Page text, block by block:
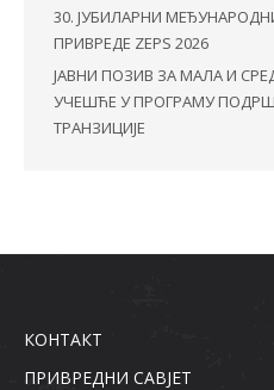
30. ЈУБИЛАРНИ
ПРИВРЕДЕ ZEPS 2026
ЈАВНИ ПОЗИВ ЗА МАЛА И
УЧЕШЋЕ У ПРОГРАМУ
ТРАНЗИЦИЈЕ
КОНТАКТ
ПРИВРЕДНИ САВЈЕТ